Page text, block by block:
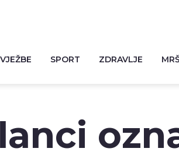
VJEŽBE SPORT ZDRAVLJE